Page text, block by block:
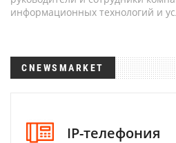
информационных технологий и
CNEWSMARKET
IP-телефония